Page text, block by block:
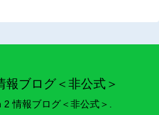
報ブログ＜非公式＞
情報ブログ＜非公式＞.